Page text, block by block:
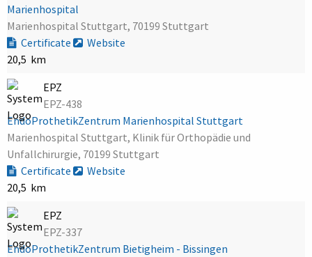
Marienhospital
Marienhospital Stuttgart, 70199 Stuttgart
Certificate
Website
20,5 km
EPZ
EPZ-438
EndoProthetikZentrum Marienhospital Stuttgart
Marienhospital Stuttgart, Klinik für Orthopädie und
Unfallchirurgie, 70199 Stuttgart
Certificate
Website
20,5 km
EPZ
EPZ-337
EndoProthetikZentrum Bietigheim - Bissingen